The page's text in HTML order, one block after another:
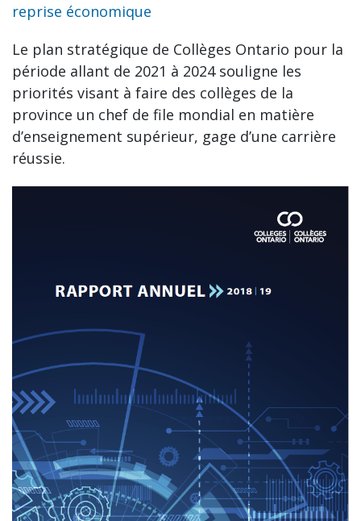
reprise économique
Le plan stratégique de Collèges Ontario pour la
période allant de 2021 à 2024 souligne les
priorités visant à faire des collèges de la
province un chef de file mondial en matière
d’enseignement supérieur, gage d’une carrière
réussie.